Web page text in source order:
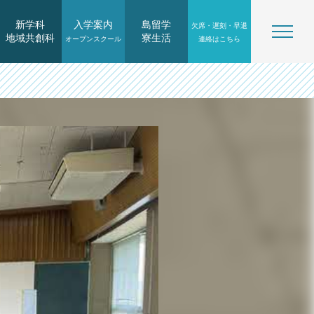
新学科
地域共創科
入学案内
オープンスクール
島留学
寮生活
欠席・遅刻・早退
連絡はこちら